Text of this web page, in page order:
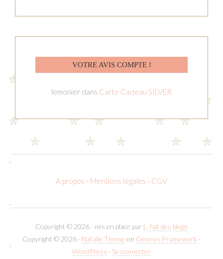
VOTRE AVIS COMPTE !
lemonier dans Carte Cadeau SILVER
A propos - Mentions légales - CGV
Copyright © 2026 · mis en place par L. fait des blogs
Copyright © 2026 · Natalie Theme on Genesis Framework ·
WordPress · Se connecter